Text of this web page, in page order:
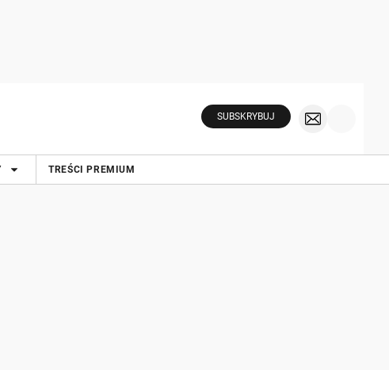
SUBSKRYBUJ
TREŚCI PREMIUM